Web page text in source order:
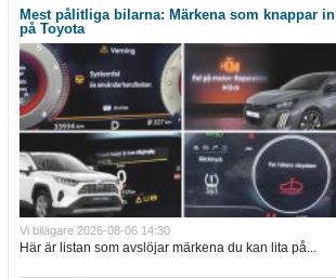
Mest pålitliga bilarna: Märkena som knappar in
på Toyota
Vi bilägare 2026-08-06 14:30
Här är listan som avslöjar märkena du kan lita på...